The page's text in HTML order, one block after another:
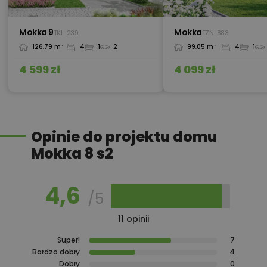
Okna, żaluzje, rolety 450,00 zł
Pakiet umów i wniosków 450,00 zł
Płyta styropianowa na wymiar
Mokka 9TKL-239
126,79 m² 4 1 2
4 599 zł
MokkaTZN-883
99,05 m² 4 1
4 099 zł
Opinie do projektu domu
Mokka 8 s2
4,6 /5
11 opinii
Super!
7
Bardzo dobry
4
Dobry
0